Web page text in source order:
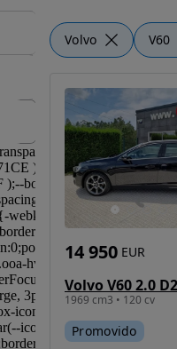
Volvo V60
1969 cm3 • 120 cv
14 950 EUR
Promovido